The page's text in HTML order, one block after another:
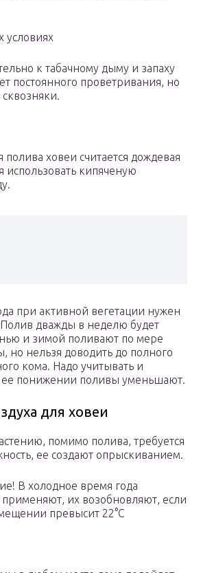
условиях
к табачному дыму и запаху
постоянного проветривания, но
сквозняки.
ховеи считается дождевая
использовать кипяченую
при активной вегетации нужен
дважды в неделю будет
и зимой поливают по мере
но нельзя доводить до полного
кома. Надо учитывать и
ее понижении поливы уменьшают.
для ховеи
помимо полива, требуется
ее создают опрыскиванием.
В холодное время года
их возобновляют, если
превысит 22°С